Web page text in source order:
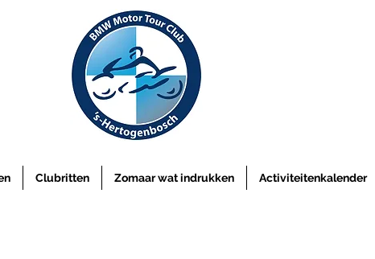
Clubritten Zomaar wat indrukken Activiteitenkalender